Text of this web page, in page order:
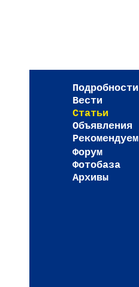
Подробности
Вести
Статьи
Объявления
Рекомендуем
Форум
Фотобаза
Архивы